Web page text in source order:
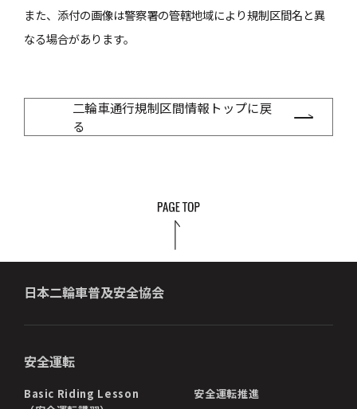
また、添付の画像は警察署の管轄地域により規制区間名と異
なる場合があります。
二輪車通行規制区間情報トップに戻
る
日本二輪車普及安全協会
安全運転
Basic Riding Lesson
安全運転推進